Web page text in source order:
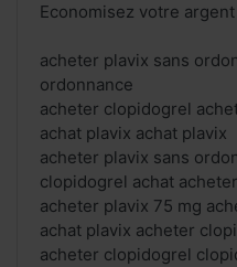
Economisez votre
acheter plavix sans
ordonnance
acheter clopidogrel
achat plavix achat plavix
acheter plavix sans
clopidogrel achat
acheter plavix 75 mg
achat plavix acheter
acheter clopidogrel